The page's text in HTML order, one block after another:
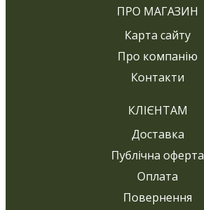
ПРО МАГАЗИН
Карта сайту
Про компанію
Контакти
КЛІЄНТАМ
Доставка
Публічна оферта
Оплата
Повернення